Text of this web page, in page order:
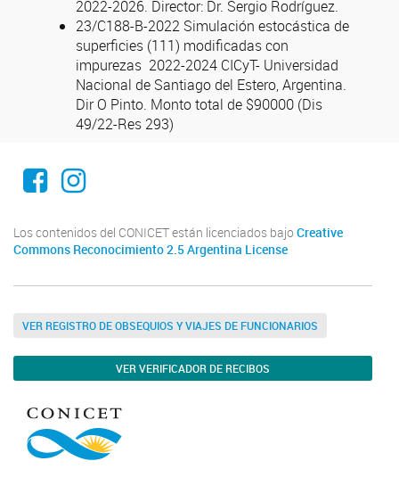
2022-2026. Director: Dr. Sergio Rodríguez.
23/C188-B-2022 Simulación estocástica de
superficies (111) modificadas con
impurezas 2022-2024 CICyT- Universidad
Nacional de Santiago del Estero, Argentina.
Dir O Pinto. Monto total de $90000 (Dis
49/22-Res 293)
El INBIONATEC en Facebook
El INBIONATEC en Instagram
Los contenidos del CONICET están licenciados bajo Creative
Commons Reconocimiento 2.5 Argentina License
VER REGISTRO DE OBSEQUIOS Y VIAJES DE FUNCIONARIOS
VER VERIFICADOR DE RECIBOS